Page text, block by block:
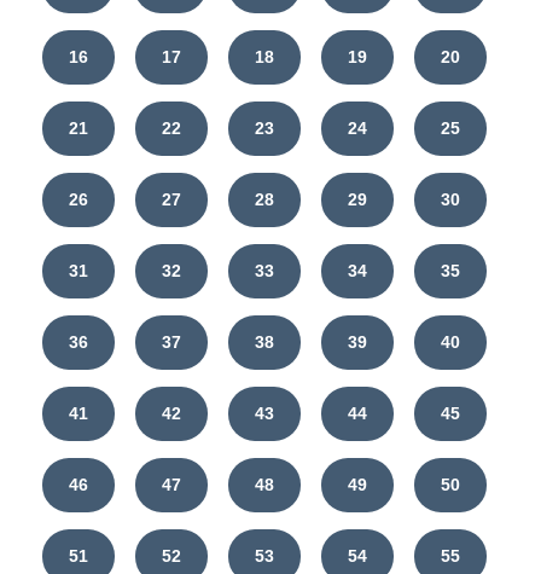
16 17 18 19 20
21 22 23 24 25
26 27 28 29 30
31 32 33 34 35
36 37 38 39 40
41 42 43 44 45
46 47 48 49 50
51 52 53 54 55